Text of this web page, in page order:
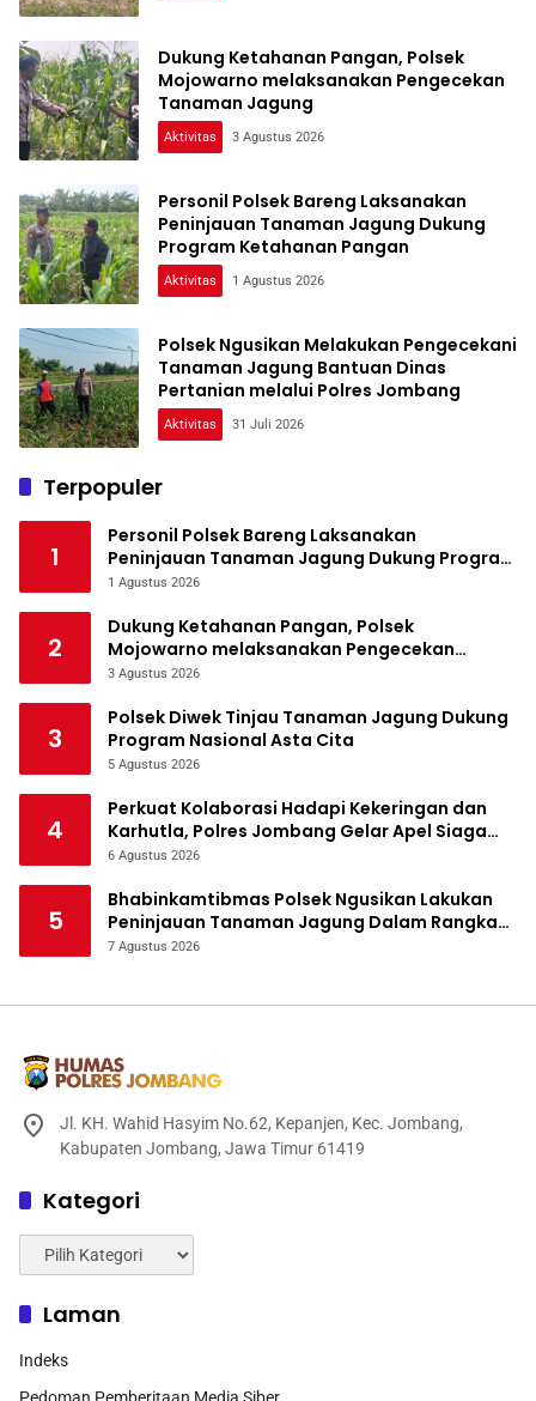
Dukung Ketahanan Pangan, Polsek
Mojowarno melaksanakan Pengecekan
Tanaman Jagung
Aktivitas 3 Agustus 2026
Personil Polsek Bareng Laksanakan
Peninjauan Tanaman Jagung Dukung
Program Ketahanan Pangan
Aktivitas 1 Agustus 2026
Polsek Ngusikan Melakukan Pengecekani
Tanaman Jagung Bantuan Dinas
Pertanian melalui Polres Jombang
Aktivitas 31 Juli 2026
Terpopuler
1
Personil Polsek Bareng Laksanakan
Peninjauan Tanaman Jagung Dukung Program
Ketahanan Pangan
1 Agustus 2026
2
Dukung Ketahanan Pangan, Polsek
Mojowarno melaksanakan Pengecekan
Tanaman Jagung
3 Agustus 2026
3
Polsek Diwek Tinjau Tanaman Jagung Dukung
Program Nasional Asta Cita
5 Agustus 2026
4
Perkuat Kolaborasi Hadapi Kekeringan dan
Karhutla, Polres Jombang Gelar Apel Siaga
Bencana
6 Agustus 2026
5
Bhabinkamtibmas Polsek Ngusikan Lakukan
Peninjauan Tanaman Jagung Dalam Rangka
Mendukung Ketahanan Pangan
7 Agustus 2026
Jl. KH. Wahid Hasyim No.62, Kepanjen, Kec. Jombang,
Kabupaten Jombang, Jawa Timur 61419
Kategori
Kategori
Laman
Indeks
Pedoman Pemberitaan Media Siber